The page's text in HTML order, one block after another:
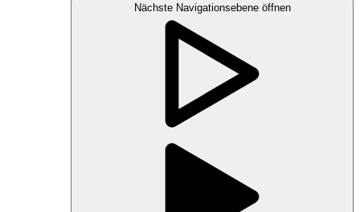
Nächste Navigationsebene öffnen